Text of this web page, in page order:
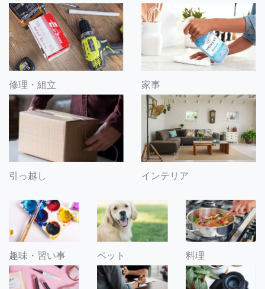
修理・組立 家事
引っ越し インテリア
趣味・習い事 ペット 料理